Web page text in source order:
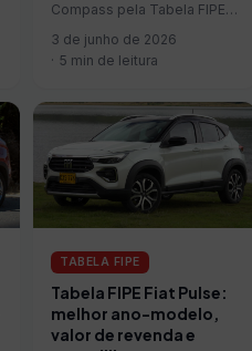
Compass pela Tabela FIPE,
modelo e qual versão usada
vale mais a pena hoje.
3 de junho de 2026
5 min de leitura
TABELA FIPE
Tabela FIPE Fiat Pulse:
melhor ano-modelo,
valor de revenda e